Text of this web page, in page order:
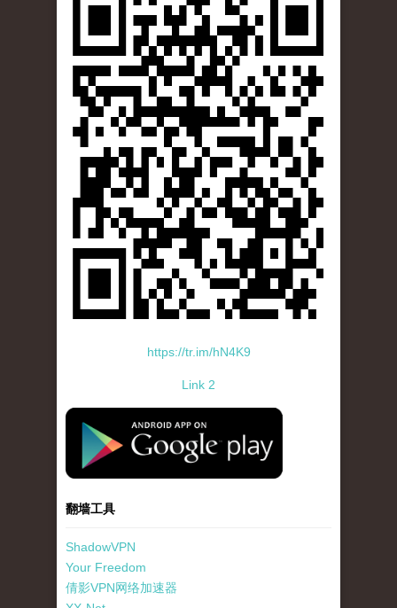
https://tr.im/hN4K9
Link 2
standard-icon-googleplay-app-store.png
翻墙工具
ShadowVPN
Your Freedom
倩影VPN网络加速器